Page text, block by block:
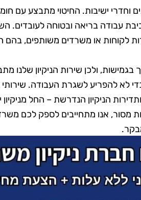
וחדרי ישיבות. החיטוי מתבצע עם
עבודה בריאה ובטוחה
לקוחות או משרדים משותפים, בהם
בגמישות, ולכן שירות הניקיון שלנו
לא להפריע לשגרת העבודה.
הניקיון הנדרשת – החל מניקיון
מסור, אנו מתחייבים לספק לכם